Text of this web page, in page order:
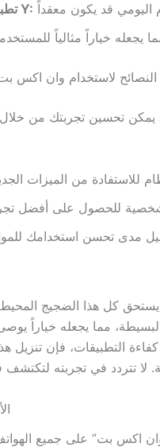
تطبيق Y:
النصائح لاستخدام وان اكس
تحسين تجربتك من خلال
كل هذا الضجيج المحيط
مما يجعله خياراً
التطبيقات، فإن تنزيل
اكس بت” على جميع